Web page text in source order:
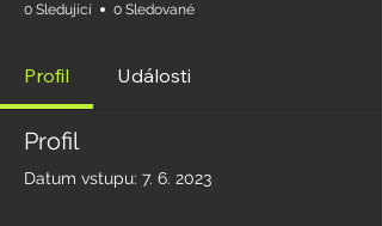
0 Sledující 0 Sledované
Profil Události
Profil
Datum vstupu: 7. 6. 2023